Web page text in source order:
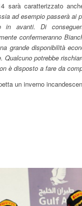
sarà caratterizzato
ad esempio passerà ai
in avanti. Di
confermeranno
grande disponibilità
Qualcuno potrebbe
è disposto a fare da
un inverno